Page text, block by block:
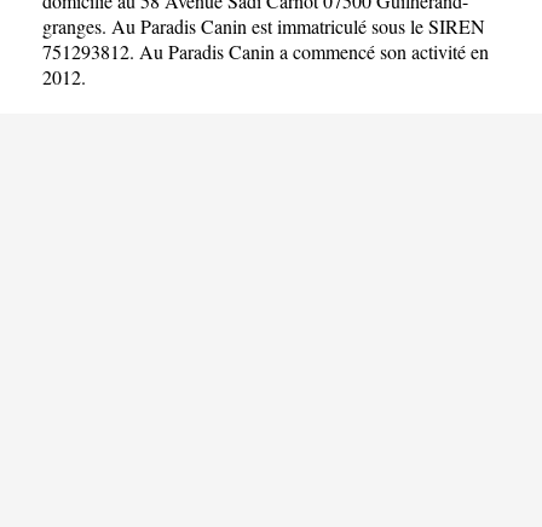
granges. Au Paradis Canin est immatriculé sous le SIREN
751293812. Au Paradis Canin a commencé son activité en
2012.